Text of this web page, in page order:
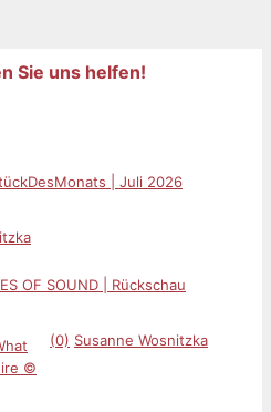
Sie uns helfen!
| Juli 2026
OF SOUND | Rückschau
(0) Susanne Wosnitzka